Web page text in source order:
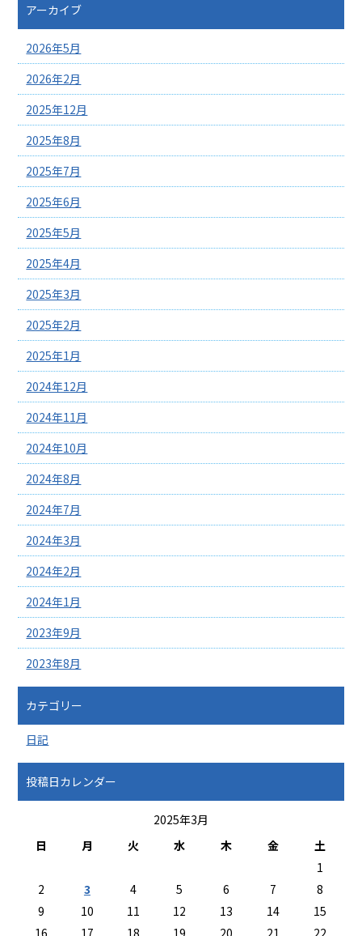
アーカイブ
2026年5月
2026年2月
2025年12月
2025年8月
2025年7月
2025年6月
2025年5月
2025年4月
2025年3月
2025年2月
2025年1月
2024年12月
2024年11月
2024年10月
2024年8月
2024年7月
2024年3月
2024年2月
2024年1月
2023年9月
2023年8月
カテゴリー
日記
投稿日カレンダー
2025年3月
日
月 火 水 木 金
土
1
2
3 4 5 6 7
8
9
10 11 12 13 14
15
16
17 18 19 20 21 22